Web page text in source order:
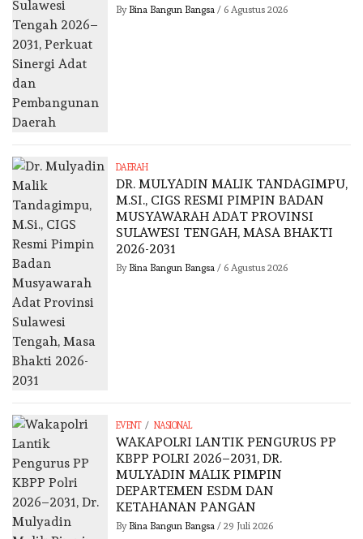
By Bina Bangun Bangsa/ 6 Agustus 2026
DAERAH
DR. MULYADIN MALIK TANDAGIMPU,
M.SI., CIGS RESMI PIMPIN BADAN
MUSYAWARAH ADAT PROVINSI
SULAWESI TENGAH, MASA BHAKTI
2026-2031
By Bina Bangun Bangsa/ 6 Agustus 2026
EVENT / NASIONAL
WAKAPOLRI LANTIK PENGURUS PP
KBPP POLRI 2026–2031, DR.
MULYADIN MALIK PIMPIN
DEPARTEMEN ESDM DAN
KETAHANAN PANGAN
By Bina Bangun Bangsa/ 29 Juli 2026